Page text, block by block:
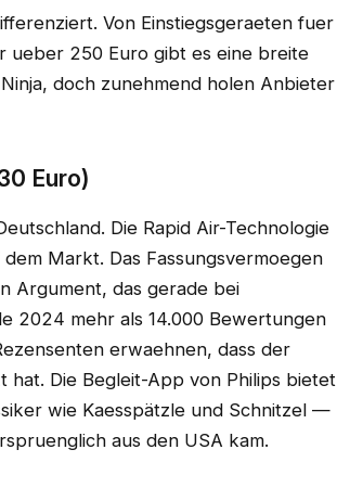
Von Einstiegsgeraeten fuer
ueber 250 Euro gibt es eine breite
doch zunehmend holen Anbieter
Euro)
Die Rapid Air-Technologie
Markt. Das Fassungsvermoegen
Argument, das gerade bei
2024 mehr als 14.000 Bewertungen
erwaehnen, dass der
Die Begleit-App von Philips bietet
wie Kaesspätzle und Schnitzel —
aus den USA kam.